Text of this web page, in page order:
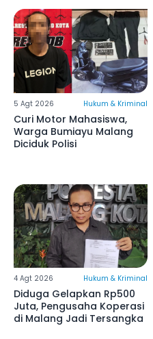
5 Agt 2026 Hukum & Kriminal
Curi Motor Mahasiswa,
Warga Bumiayu Malang
Diciduk Polisi
4 Agt 2026 Hukum & Kriminal
Diduga Gelapkan Rp500
Juta, Pengusaha Koperasi
di Malang Jadi Tersangka